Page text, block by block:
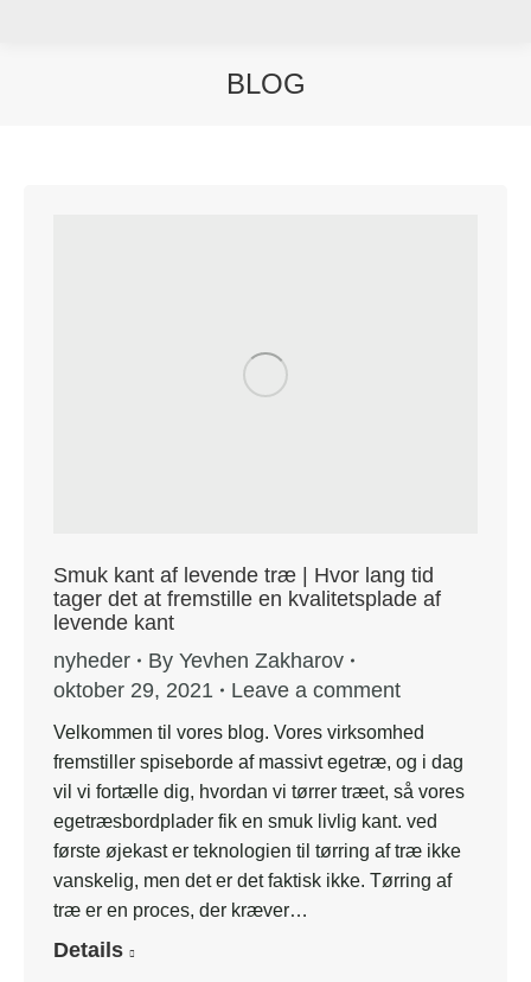
BLOG
Smuk kant af levende træ | Hvor lang tid
tager det at fremstille en kvalitetsplade af
levende kant
nyheder
By Yevhen Zakharov
oktober 29, 2021
Leave a comment
Velkommen til vores blog. Vores virksomhed
fremstiller spiseborde af massivt egetræ, og i dag
vil vi fortælle dig, hvordan vi tørrer træet, så vores
egetræsbordplader fik en smuk livlig kant. ved
første øjekast er teknologien til tørring af træ ikke
vanskelig, men det er det faktisk ikke. Tørring af
træ er en proces, der kræver…
Details